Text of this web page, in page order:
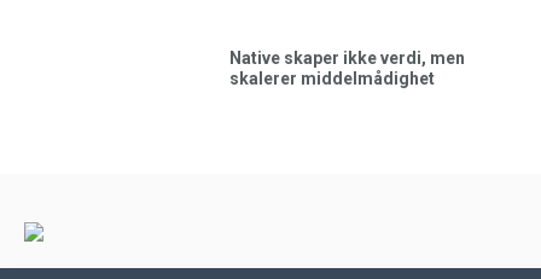
Native skaper ikke verdi, men
skalerer middelmådighet